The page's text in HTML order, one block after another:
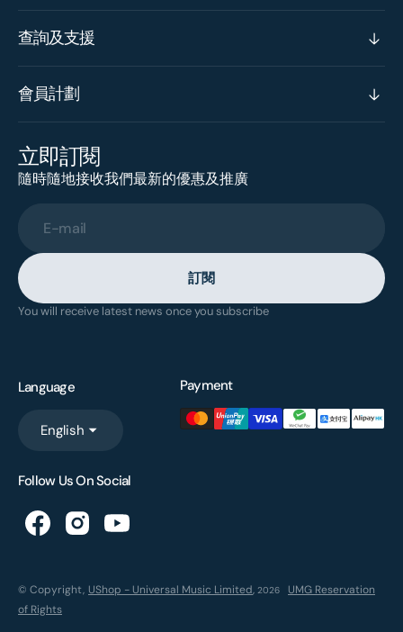
查詢及支援
會員計劃
立即訂閱
隨時隨地接收我們最新的優惠及推廣
E-mail
訂閱
You will receive latest news once you subscribe
Language
English
Payment
Follow Us On Social
© Copyright, UShop - Universal Music Limited, 2026
UMG Reservation
of Rights